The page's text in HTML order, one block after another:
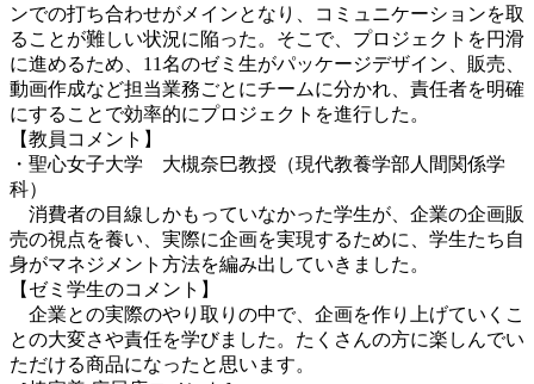
ンでの打ち合わせがメインとなり、コミュニケーションを取
ることが難しい状況に陥った。そこで、プロジェクトを円滑
に進めるため、11名のゼミ生がパッケージデザイン、販売、
動画作成など担当業務ごとにチームに分かれ、責任者を明確
にすることで効率的にプロジェクトを進行した。
【教員コメント】
・聖心女子大学 大槻奈巳教授（現代教養学部人間関係学
科）
消費者の目線しかもっていなかった学生が、企業の企画販
売の視点を養い、実際に企画を実現するために、学生たち自
身がマネジメント方法を編み出していきました。
【ゼミ学生のコメント】
企業との実際のやり取りの中で、企画を作り上げていくこ
との大変さや責任を学びました。たくさんの方に楽しんでい
ただける商品になったと思います。